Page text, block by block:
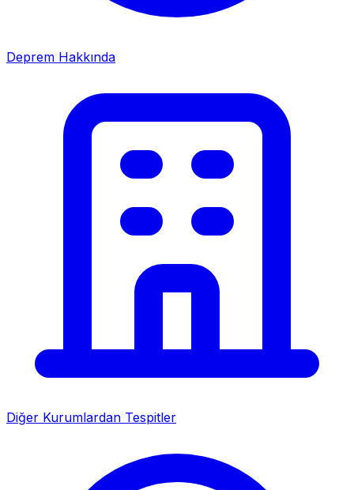
Deprem Hakkında
Diğer Kurumlardan Tespitler